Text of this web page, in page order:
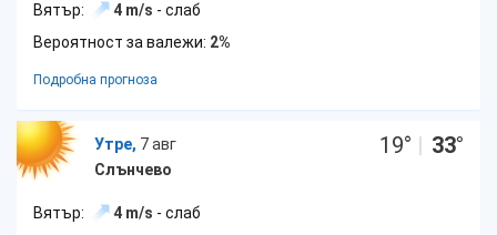
Вятър: 4 m/s - слаб
Вероятност за валежи: 2%
Подробна прогноза
Утре, 7 авг
Слънчево
19° | 33°
Вятър: 4 m/s - слаб